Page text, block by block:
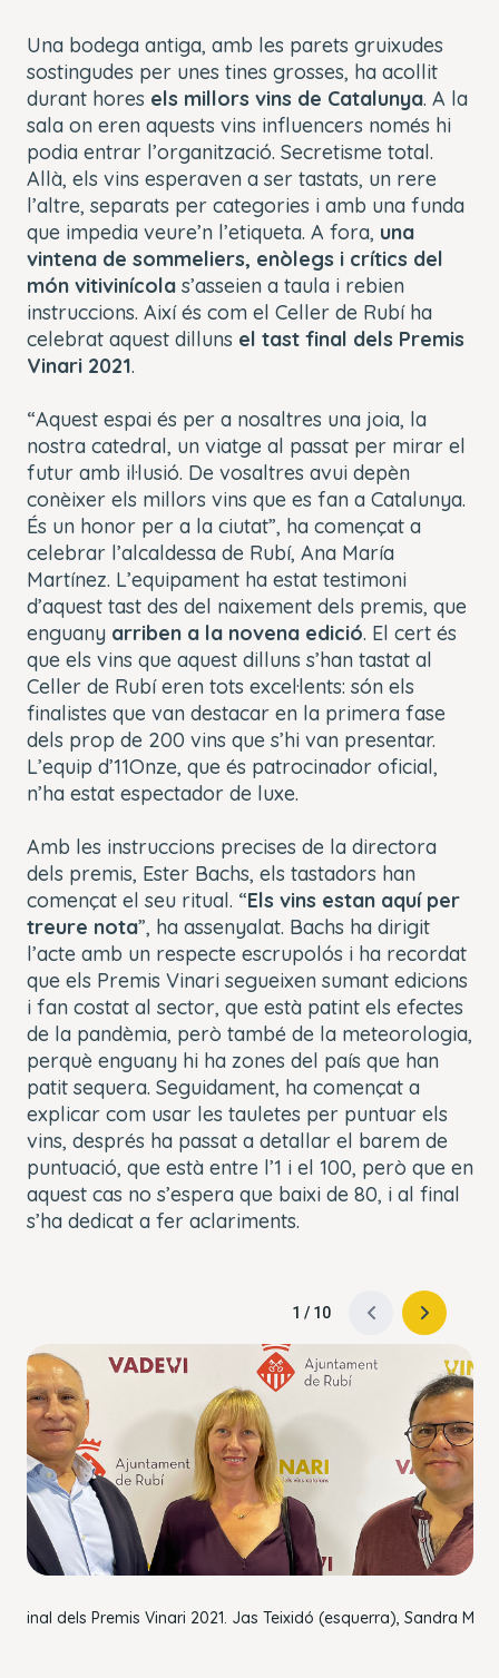
Una bodega antiga, amb les parets gruixudes
sostingudes per unes tines grosses, ha acollit
durant hores els millors vins de Catalunya. A la
sala on eren aquests vins influencers només hi
podia entrar l’organització. Secretisme total.
Allà, els vins esperaven a ser tastats, un rere
l’altre, separats per categories i amb una funda
que impedia veure’n l’etiqueta. A fora, una
vintena de sommeliers, enòlegs i crítics del
món vitivinícola s’asseien a taula i rebien
instruccions. Així és com el Celler de Rubí ha
celebrat aquest dilluns el tast final dels Premis
Vinari 2021.
“Aquest espai és per a nosaltres una joia, la
nostra catedral, un viatge al passat per mirar el
futur amb il·lusió. De vosaltres avui depèn
conèixer els millors vins que es fan a Catalunya.
És un honor per a la ciutat”, ha començat a
celebrar l’alcaldessa de Rubí, Ana María
Martínez. L’equipament ha estat testimoni
d’aquest tast des del naixement dels premis, que
enguany arriben a la novena edició. El cert és
que els vins que aquest dilluns s’han tastat al
Celler de Rubí eren tots excel·lents: són els
finalistes que van destacar en la primera fase
dels prop de 200 vins que s’hi van presentar.
L’equip d’11Onze, que és patrocinador oficial,
n’ha estat espectador de luxe.
Amb les instruccions precises de la directora
dels premis, Ester Bachs, els tastadors han
començat el seu ritual. “Els vins estan aquí per
treure nota”, ha assenyalat. Bachs ha dirigit
l’acte amb un respecte escrupolós i ha recordat
que els Premis Vinari segueixen sumant edicions
i fan costat al sector, que està patint els efectes
de la pandèmia, però també de la meteorologia,
perquè enguany hi ha zones del país que han
patit sequera. Seguidament, ha començat a
explicar com usar les tauletes per puntuar els
vins, després ha passat a detallar el barem de
puntuació, que està entre l’1 i el 100, però que en
aquest cas no s’espera que baixi de 80, i al final
s’ha dedicat a fer aclariments.
final dels Premis Vinari 2021. Jas Teixidó (esquerra), Sandra
1 / 10